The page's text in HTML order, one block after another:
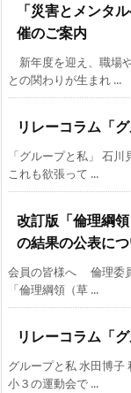
「災害とメンタ
催のご案内
新年度を迎え、職場
との関わりが生まれ ...
リレーコラム「
「グループと私」 石
これも欲張って ...
改訂版「倫理綱
の結果の公表に
会員の皆様へ 倫理委
「倫理綱領（草 ...
リレーコラム「
グループと私 水田博子
小３の運動会で ...